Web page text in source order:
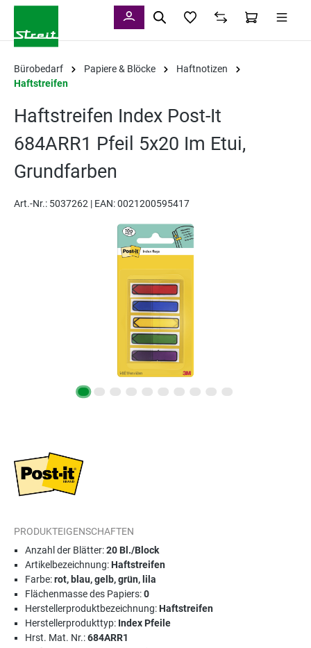
Bürobedarf Papiere & Blöcke
Haftnotizen
Haftstreifen
Haftstreifen Index Post-It
684ARR1 Pfeil 5x20 Im Etui,
Grundfarben
Art.-Nr.: 5037262 | EAN: 0021200595417
Bildergalerie überspringen
PRODUKTEIGENSCHAFTEN
Anzahl der Blätter:20 Bl./Block
Artikelbezeichnung:Haftstreifen
Farbe:rot, blau, gelb, grün, lila
Flächenmasse des Papiers:0
Herstellerproduktbezeichnung:Haftstreifen
Herstellerprodukttyp: Index Pfeile
Hrst. Mat. Nr.:684ARR1